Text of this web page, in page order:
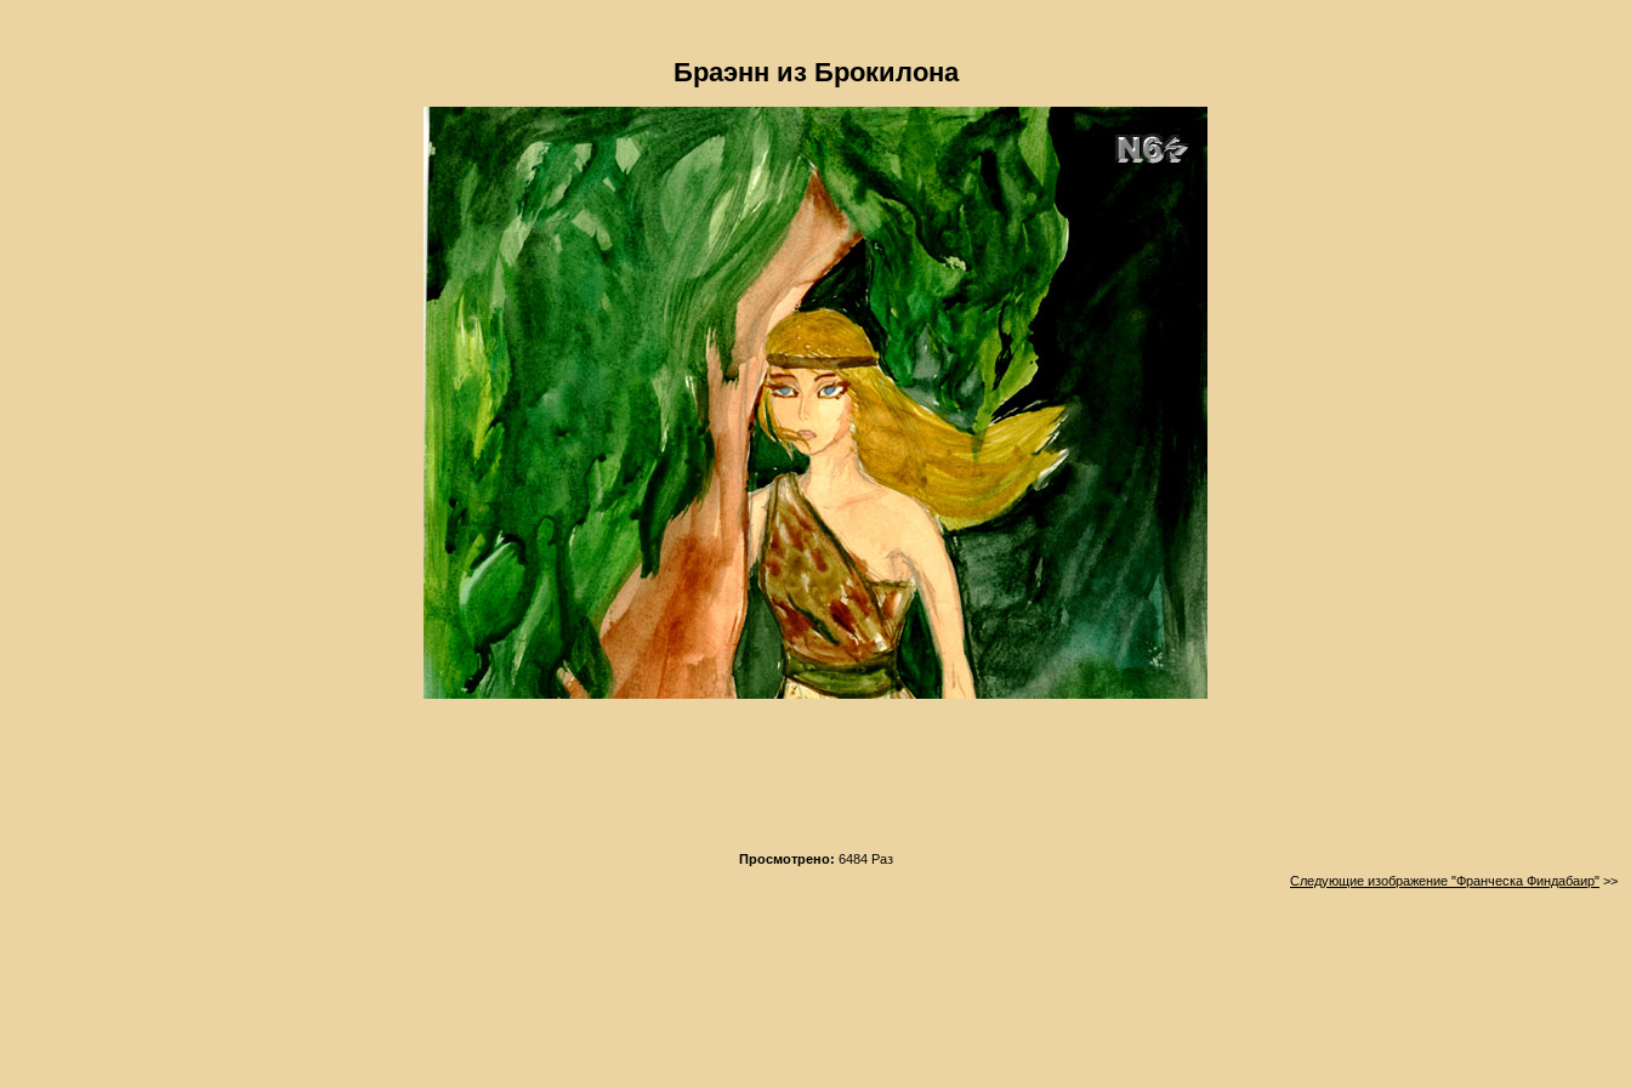
Браэнн из Брокилона
Просмотрено: 6484 Раз
Следующие изображение "Франческа Финдабаир" >>